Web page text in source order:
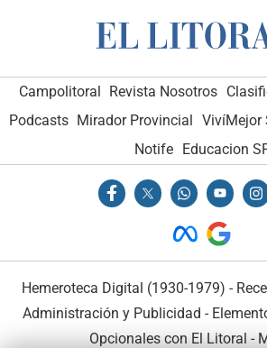
Campolitoral Revista Nosotros
Podcasts Mirador Provincial VivíMejor
Notife
Educacion
Hemeroteca Digital (1930-1979) -
Administración y Publicidad -
Opcionales con El Litoral -